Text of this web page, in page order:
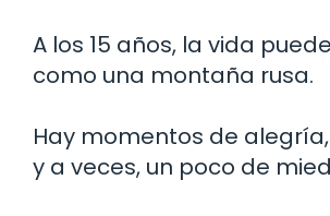
A los 15 años, la vida
como una montaña rusa.
Hay momentos de
y a veces, un poco de